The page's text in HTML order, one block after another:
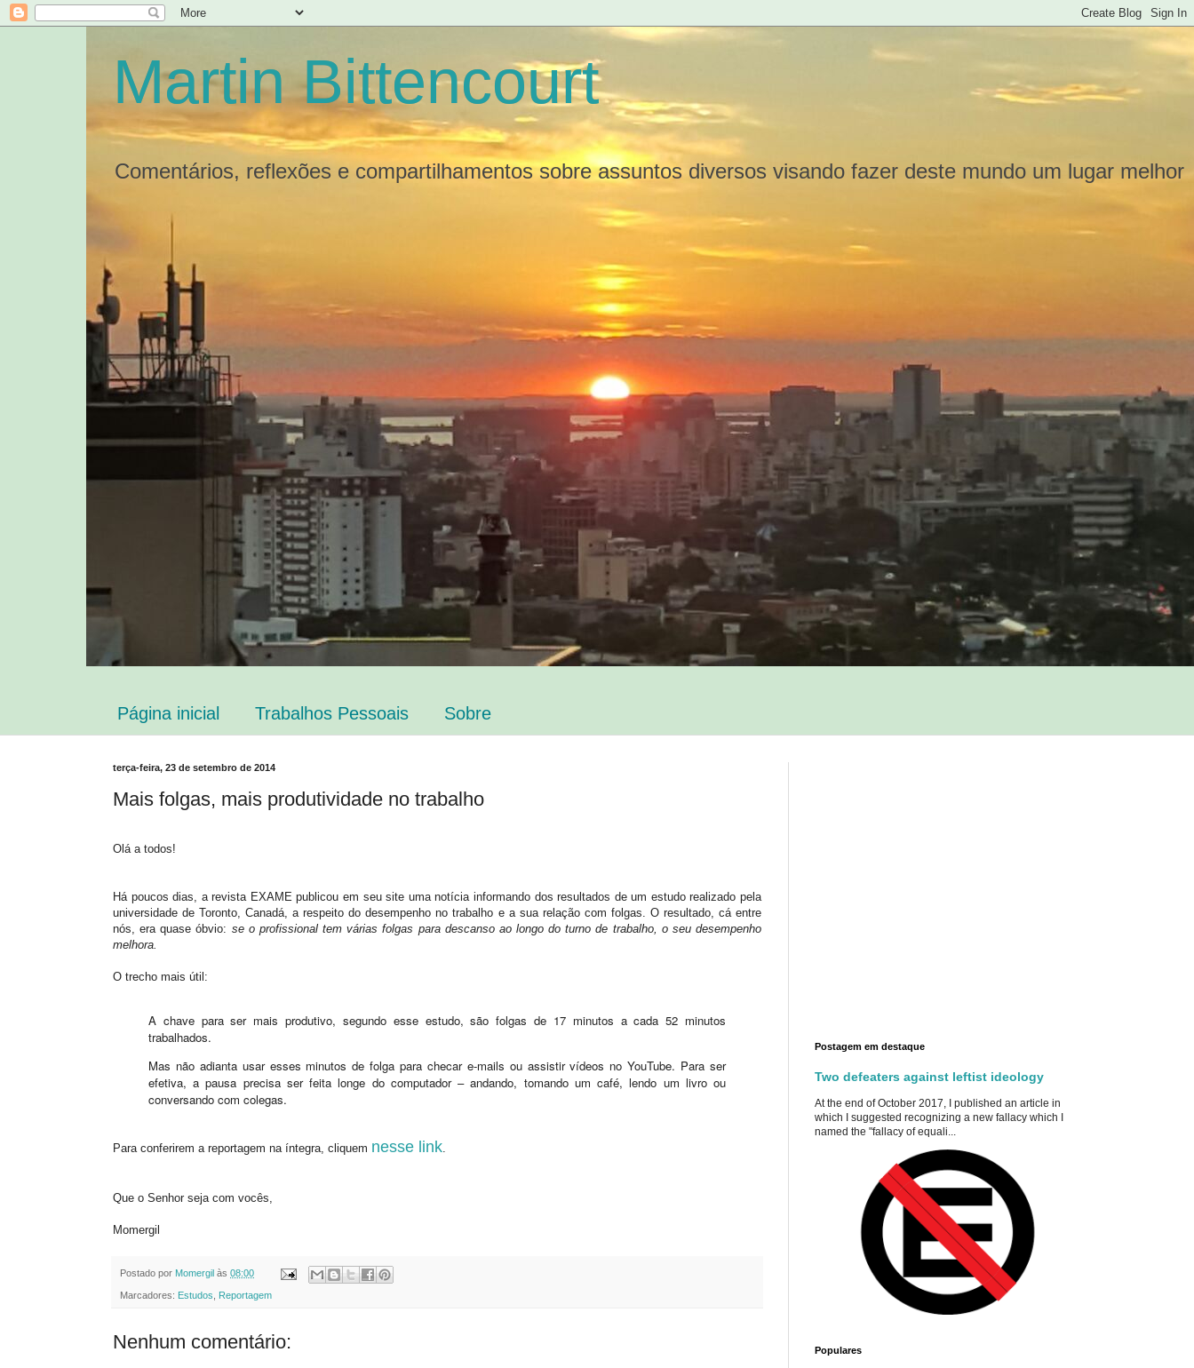
Martin Bittencourt
Comentários, reflexões e compartilhamentos sobre assuntos diversos visando fazer deste mundo um lugar melhor
Página inicial Trabalhos Pessoais Sobre
terça-feira, 23 de setembro de 2014
Mais folgas, mais produtividade no trabalho
Olá a todos!
Há poucos dias, a revista EXAME publicou em seu site uma notícia informando dos resultados de um estudo realizado pela
universidade de Toronto, Canadá, a respeito do desempenho no trabalho e a sua relação com folgas. O resultado, cá entre
nós, era quase óbvio: se o profissional tem várias folgas para descanso ao longo do turno de trabalho, o seu desempenho
melhora.
O trecho mais útil:
A chave para ser mais produtivo, segundo esse estudo, são folgas de 17 minutos a cada 52 minutos
trabalhados.
Mas não adianta usar esses minutos de folga para checar e-mails ou assistir vídeos no YouTube. Para ser
efetiva, a pausa precisa ser feita longe do computador – andando, tomando um café, lendo um livro ou
conversando com colegas.
Para conferirem a reportagem na íntegra, cliquem nesse link.
Que o Senhor seja com vocês,
Momergil
Postado por Momergil às 08:00
Marcadores: Estudos Reportagem
Nenhum comentário:
Postagem em destaque
Two defeaters against leftist ideology
At the end of October 2017, I published an article in
which I suggested recognizing a new fallacy which I
named the "fallacy of equali...
Populares